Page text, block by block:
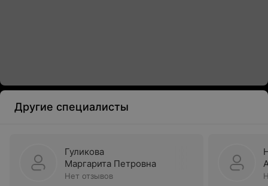
Другие специалисты
Гуликова
Маргарита Петровна
Нет отзывов